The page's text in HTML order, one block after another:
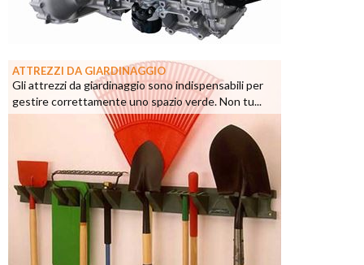
ATTREZZI DA GIARDINAGGIO
Gli attrezzi da giardinaggio sono indispensabili per
gestire correttamente uno spazio verde. Non tu...